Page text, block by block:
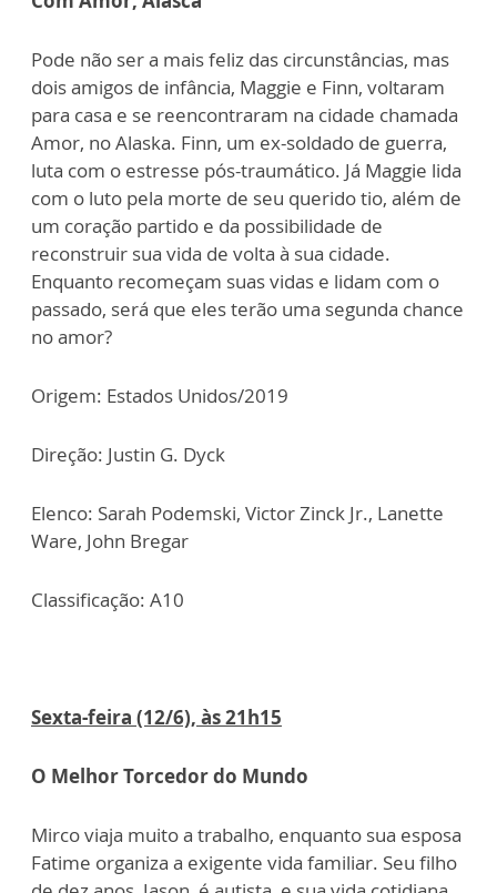
Pode não ser a mais feliz das circunstâncias, mas
dois amigos de infância, Maggie e Finn, voltaram
para casa e se reencontraram na cidade chamada
Amor, no Alaska. Finn, um ex-soldado de guerra,
luta com o estresse pós-traumático. Já Maggie lida
com o luto pela morte de seu querido tio, além de
um coração partido e da possibilidade de
reconstruir sua vida de volta à sua cidade.
Enquanto recomeçam suas vidas e lidam com o
passado, será que eles terão uma segunda chance
no amor?
Origem: Estados Unidos/2019
Direção: Justin G. Dyck
Elenco: Sarah Podemski, Victor Zinck Jr., Lanette
Ware, John Bregar
Classificação: A10
Sexta-feira (12/6), às 21h15
O Melhor Torcedor do Mundo
Mirco viaja muito a trabalho, enquanto sua esposa
Fatime organiza a exigente vida familiar. Seu filho